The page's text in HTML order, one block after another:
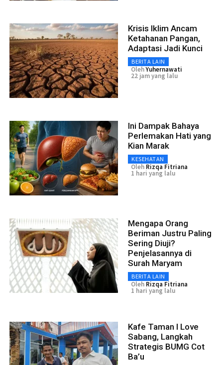
Krisis Iklim Ancam
Ketahanan Pangan,
Adaptasi Jadi Kunci
BERITA LAIN
OlehYuhernawati
22 jam yang lalu
Ini Dampak Bahaya
Perlemakan Hati yang
Kian Marak
KESEHATAN
Oleh Rizqa Fitriana
1 hari yang lalu
Mengapa Orang
Beriman Justru Paling
Sering Diuji?
Penjelasannya di
Surah Maryam
BERITA LAIN
Oleh Rizqa Fitriana
1 hari yang lalu
Kafe Taman I Love
Sabang, Langkah
Strategis BUMG Cot
Ba’u